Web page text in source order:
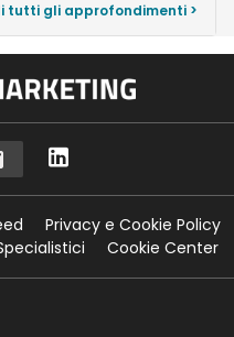
tutti gli approfondimenti >
Privacy e Cookie Policy
Cookie Center